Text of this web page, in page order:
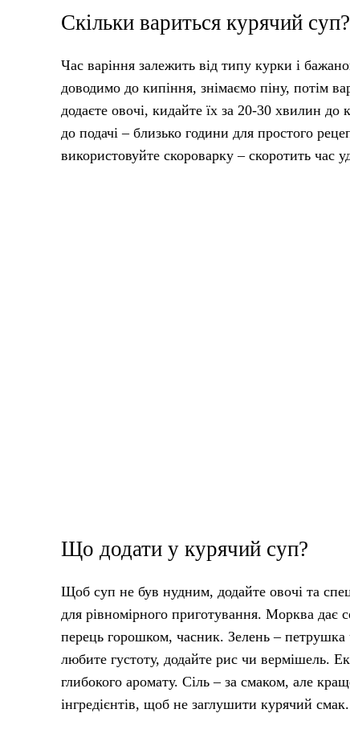
Скільки вариться курячий суп?
Час варіння залежить від типу курки і
доводимо до кипіння, знімаємо піну, потім
додаєте овочі, кидайте їх за 20-30 хвилин
до подачі – близько години для простого
використовуйте скороварку – скоротить час
Що додати у курячий суп?
Щоб суп не був нудним, додайте овочі та
для рівномірного приготування. Морква дає
перець горошком, часник. Зелень – петрушка
любите густоту, додайте рис чи вермішель.
глибокого аромату. Сіль – за смаком, але
інгредієнтів, щоб не заглушити курячий смак.